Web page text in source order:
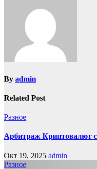
By admin
Related Post
Разное
Арбитраж Криптовалют с
Окт 19, 2025 admin
Разное